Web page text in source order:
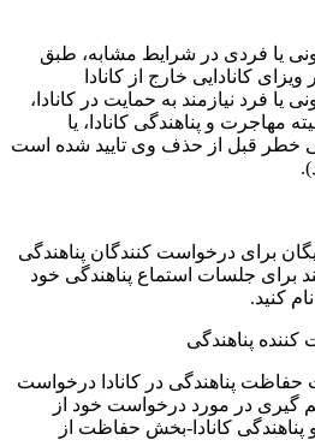
یا فردی در شرایط مشابه، طبق
کانادایی خارج از کانادا
یا فرد نیازمند به حمایت در کانادا،
مهاجرت و پناهندگی کانادا، یا
خطر قبل از حذف وی تایید شده است
برای درخواست‌ کنندگان پناهندگی
برای جلسات استماع پناهندگی خود
کنید.
پناهندگی
حفاظت پناهندگی در کانادا درخواست
گیری در مورد درخواست خود از
کانادا-بخش حفاظت از